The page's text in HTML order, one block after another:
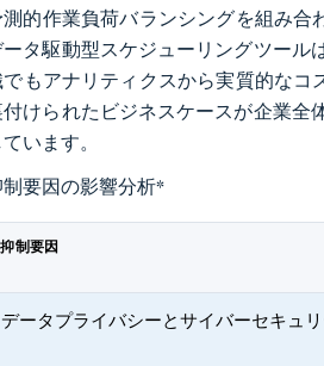
的作業負荷バランシングを組み合
ータ駆動型スケジューリングツール
でもアナリティクスから実質的なコ
けられたビジネスケースが企業全
ています。
要因の影響分析*
抑制要因
データプライバシーとサイバーセキュ